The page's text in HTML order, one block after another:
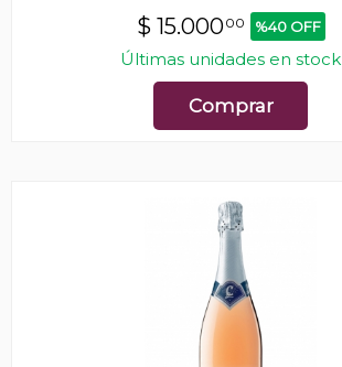
$ 15.00000 %40 OFF
Últimas unidades en stock
Comprar